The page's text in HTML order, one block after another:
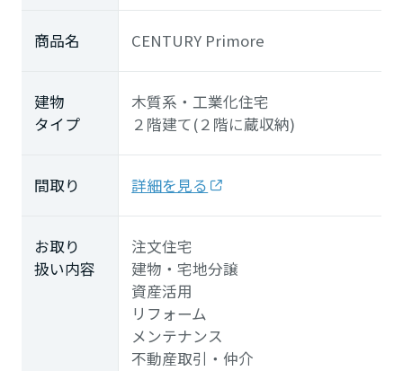
商品名 CENTURY Primore
建物
タイプ
木質系・工業化住宅
２階建て(２階に蔵収納)
間取り 詳細を見る
お取り
扱い内容
注文住宅
建物・宅地分譲
資産活用
リフォーム
メンテナンス
不動産取引・仲介